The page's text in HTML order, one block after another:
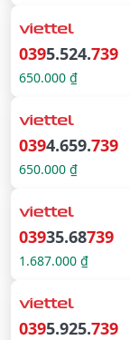
0395.524.739
650.000 ₫
0394.659.739
650.000 ₫
03935.68739
1.687.000 ₫
0395.925.739